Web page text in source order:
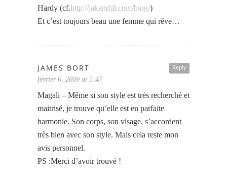
Hardy (cf.http://jakandjil.com/blog/)
Et c’est toujours beau une femme qui rêve…
Reply
JAMES BORT
février 6, 2009 at 5:47
Magali – Même si son style est très recherché et
maitrisé, je trouve qu’elle est en parfaite
harmonie. Son corps, son visage, s’accordent
très bien avec son style. Mais cela reste mon
avis personnel.
PS :Merci d’avoir trouvé !